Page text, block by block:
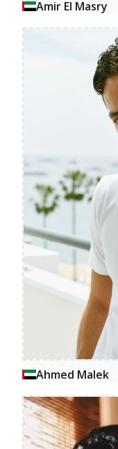
Amir El Masry
Ahmed Malek